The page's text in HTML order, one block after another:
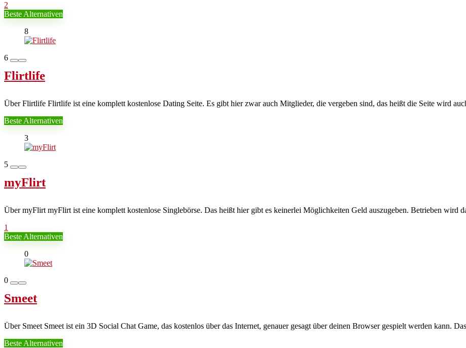
2
Beste Alternativen
8
6
Flirtlife
Über Flirtlife Flirtlife ist eine komplett kostenlose Dating Seite. Es gibt hier zwar auch Mitglieder, die vergeben sind, das heißt die Seite wird
Beste Alternativen
3
5
myFlirt
Über myFlirt myFlirt ist eine komplett kostenlose Singlebörse. Das heißt hier gibt es keinerlei Möglichkeiten Geld auszugeben. Betrieben wird
1
Beste Alternativen
0
0
Smeet
Über Smeet Smeet ist ein 3D Social Chat Game, das kostenlos über das Internet, genauer gesagt über deinen Browser gespielt werden kann.
Beste Alternativen